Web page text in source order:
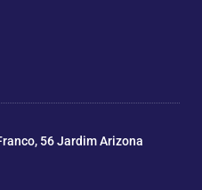
56 Jardim Arizona